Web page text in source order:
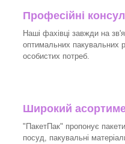
Професійні
Наші фахівці завжди на
оптимальних пакувальних
особистих потреб.
Широкий
"ПакетПак" пропонує
посуд, пакувальні